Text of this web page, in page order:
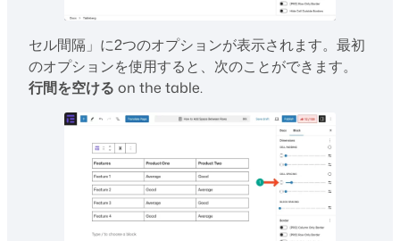
セル間隔」に2つのオプションが表示されます。最初
のオプションを使用すると、次のことができます。
行間を空ける on the table.